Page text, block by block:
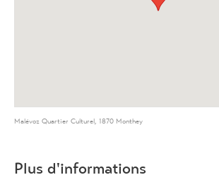
Malévoz Quartier Culturel, 1870 Monthey
Plus d'informations